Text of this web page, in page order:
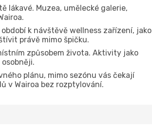
lákavé. Muzea, umělecké galerie,
k návštěvě wellness zařízení, jako
právě mimo špičku.
způsobem života. Aktivity jako
plánu, mimo sezónu vás čekají
v Wairoa bez rozptylování.